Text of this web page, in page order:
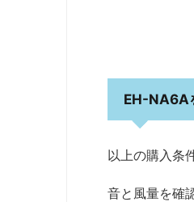
EH-NA6A
以上の購入条
音と風量を確